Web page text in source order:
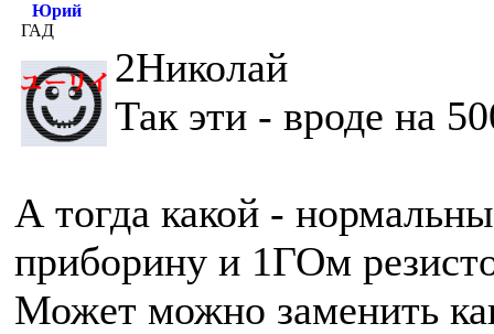
Юрий
ГАД
2Николай
Так эти - вроде на
А тогда какой -
приборину и 1ГОм
Может можно заменить